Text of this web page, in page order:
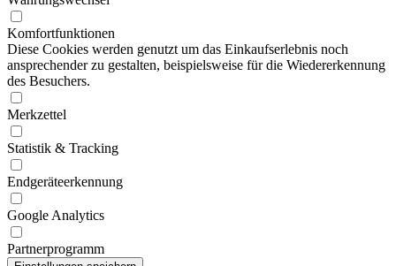
Komfortfunktionen
Diese Cookies werden genutzt um das Einkaufserlebnis noch
ansprechender zu gestalten, beispielsweise für die Wiedererkennung
des Besuchers.
Merkzettel
Statistik & Tracking
Endgeräteerkennung
Google Analytics
Partnerprogramm